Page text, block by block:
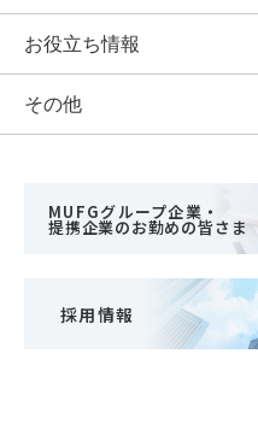
お役立ち情報
その他
MUFGグループ企業・
提携企業のお勤めの皆さま
採用情報